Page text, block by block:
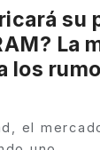
su
La
los
el